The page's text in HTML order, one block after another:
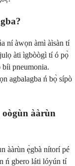
ní àwọn àmì àìsàn tí
àti ìgbòògì tí ó pọ̀
pneumonia.
agbalagba ń bọ̀ sípò
ààrùn
ààrùn ẹ̀gbà nítorí pé
ń gbero láti lóyún tí